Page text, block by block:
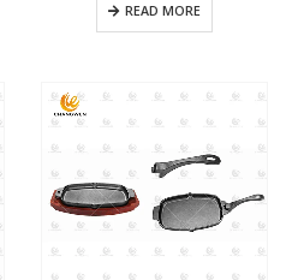
READ MORE